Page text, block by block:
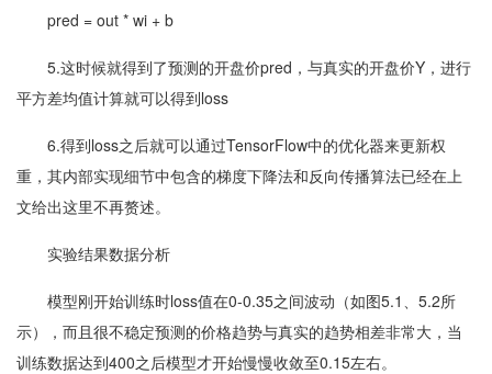
pred = out * wi + b
5.这时候就得到了预测的开盘价pred，与真实的开盘价Y，进行
平方差均值计算就可以得到loss
6.得到loss之后就可以通过TensorFlow中的优化器来更新权
重，其内部实现细节中包含的梯度下降法和反向传播算法已经在上
文给出这里不再赘述。
实验结果数据分析
模型刚开始训练时loss值在0-0.35之间波动（如图5.1、5.2所
示），而且很不稳定预测的价格趋势与真实的趋势相差非常大，当
训练数据达到400之后模型才开始慢慢收敛至0.15左右。